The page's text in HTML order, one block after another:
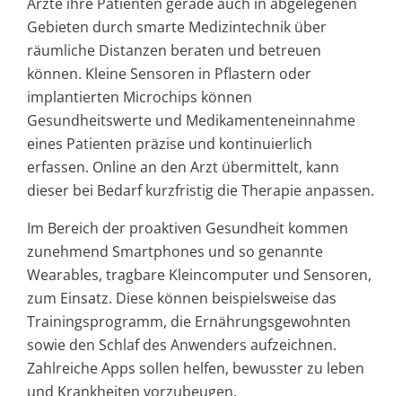
Gebieten durch smarte Medizintechnik über
räumliche Distanzen beraten und betreuen
können. Kleine Sensoren in Pflastern oder
implantierten Microchips können
Gesundheitswerte und Medikamenteneinnahme
eines Patienten präzise und kontinuierlich
erfassen. Online an den Arzt übermittelt, kann
dieser bei Bedarf kurzfristig die Therapie anpassen.
Im Bereich der proaktiven Gesundheit kommen
zunehmend Smartphones und so genannte
Wearables, tragbare Kleincomputer und Sensoren,
zum Einsatz. Diese können beispielsweise das
Trainingsprogramm, die Ernährungsgewohnten
sowie den Schlaf des Anwenders aufzeichnen.
Zahlreiche Apps sollen helfen, bewusster zu leben
und Krankheiten vorzubeugen.